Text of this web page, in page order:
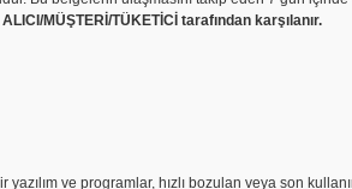
MÜŞTERİ/TÜKETİCİ tarafından karşılanır.
ve programlar, hızlı bozulan veya son